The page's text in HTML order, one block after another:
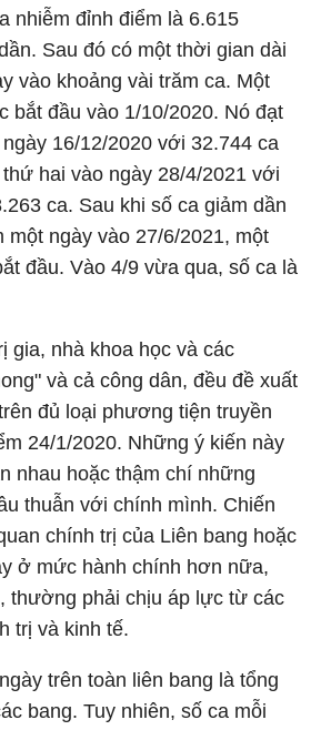
nhiễm đỉnh điểm là 6.615
Sau đó có một thời gian dài
vào khoảng vài trăm ca. Một
bắt đầu vào 1/10/2020. Nó đạt
16/12/2020 với 32.744 ca
hai vào ngày 28/4/2021 với
ca. Sau khi số ca giảm dần
một ngày vào 27/6/2021, một
đầu. Vào 4/9 vừa qua, số ca là
gia, nhà khoa học và các
và cả công dân, đều đề xuất
đủ loại phương tiện truyền
24/1/2020. Những ý kiến này
nhau hoặc thậm chí những
thuẫn với chính mình. Chiến
chính trị của Liên bang hoặc
ở mức hành chính hơn nữa,
thường phải chịu áp lực từ các
trị và kinh tế.
trên toàn liên bang là tổng
bang. Tuy nhiên, số ca mỗi